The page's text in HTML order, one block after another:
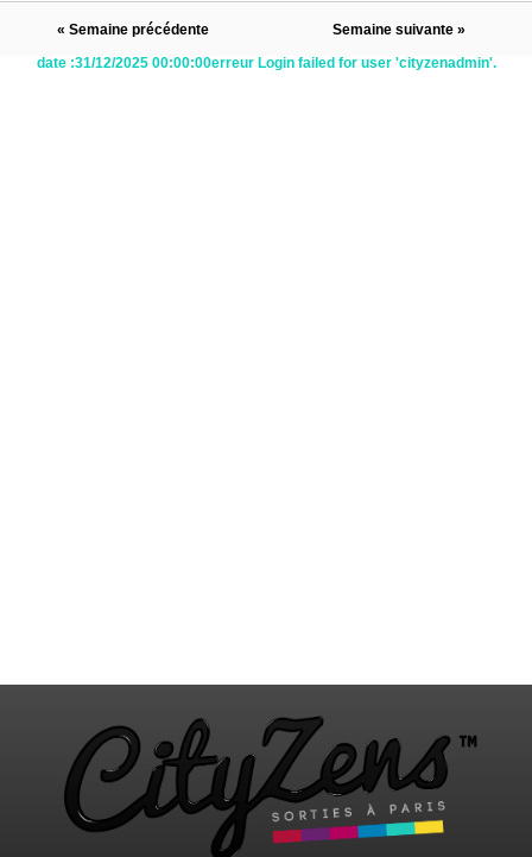
Semaine précédente
Semaine suivante
date :31/12/2025 00:00:00erreur Login failed for user 'cityzenadmin'.